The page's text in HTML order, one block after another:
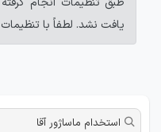
یافت نشد. لطفاً با
استخدام ماساژور آقا